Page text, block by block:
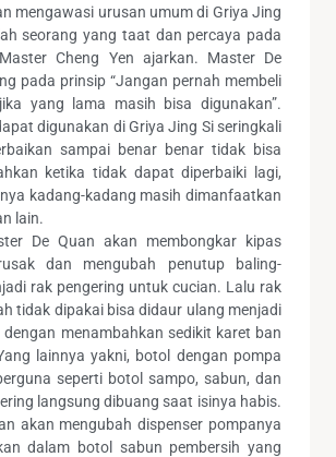
mengawasi urusan umum di Griya Jing
seorang yang taat dan percaya pada
Cheng Yen ajarkan. Master De
pada prinsip “Jangan pernah membeli
yang lama masih bisa digunakan”.
digunakan di Griya Jing Si seringkali
sampai benar benar tidak bisa
ketika tidak dapat diperbaiki lagi,
kadang-kadang masih dimanfaatkan
lain.
De Quan akan membongkar kipas
dan mengubah penutup baling-
rak pengering untuk cucian. Lalu rak
tidak dipakai bisa didaur ulang menjadi
menambahkan sedikit karet ban
lainnya yakni, botol dengan pompa
seperti botol sampo, sabun, dan
langsung dibuang saat isinya habis.
akan mengubah dispenser pompanya
dalam botol sabun pembersih yang